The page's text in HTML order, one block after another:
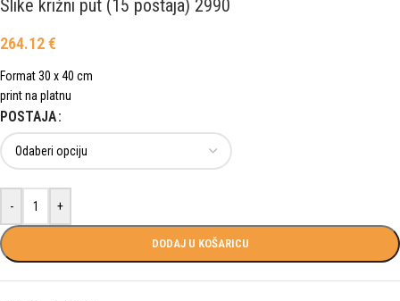
Slike križni put (15 postaja) 2990
264.12€
Format 30 x 40 cm
print na platnu
POSTAJA
- +
DODAJ U KOŠARICU